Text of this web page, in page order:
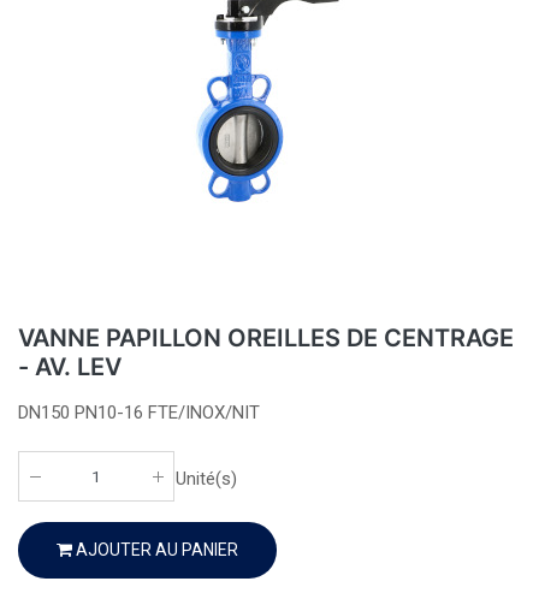
VANNE PAPILLON OREILLES DE CENTRAGE
- AV. LEV
DN150 PN10-16 FTE/INOX/NIT
Unité(s)
AJOUTER AU PANIER